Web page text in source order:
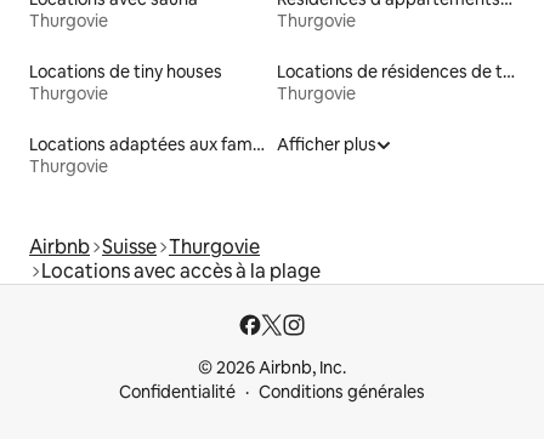
Thurgovie
Thurgovie
Locations de tiny houses
Thurgovie
Locations de résidences de tourisme
Thurgovie
Locations adaptées aux familles
Thurgovie
Afficher plus
Airbnb Suisse Thurgovie
Locations avec accès à la plage
© 2026 Airbnb, Inc.
Confidentialité
Conditions générales